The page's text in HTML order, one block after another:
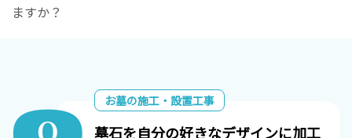
ますか？
墓石を自分の好きなデザインに加工
お墓の施工・設置工事